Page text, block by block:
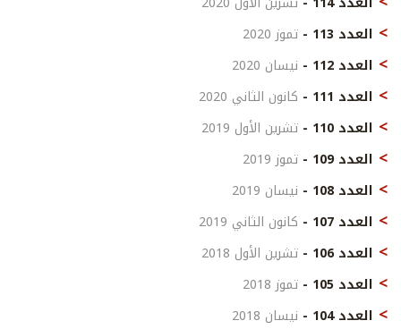
العدد 113 -
تموز 2020
العدد 112 -
نيسان 2020
العدد 111 -
كانون الثاني 2020
العدد 110 -
تشرين الأول 2019
العدد 109 -
تموز 2019
العدد 108 -
نيسان 2019
العدد 107 -
كانون الثاني 2019
العدد 106 -
تشرين الأول 2018
العدد 105 -
تموز 2018
العدد 104 -
نيسان 2018